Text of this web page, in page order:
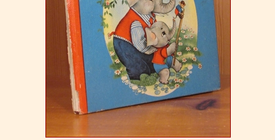
Zu den Angeboten
Widerrufsbelehrung
Geschäftsbedingungen